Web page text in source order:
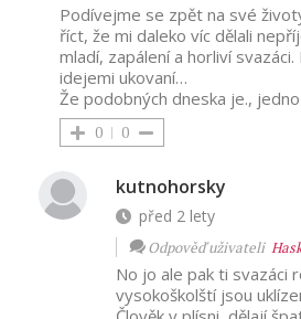
Podívejme se zpět na své
říct, že mi daleko víc dělali
mladí, zapálení a horliví
idejemi ukovaní…
Že podobných dneska je.,
0 0
kutnohorsky
před 2 lety
Odpověď uživateli
No jo ale pak ti svazáci
vysokoškolští jsou